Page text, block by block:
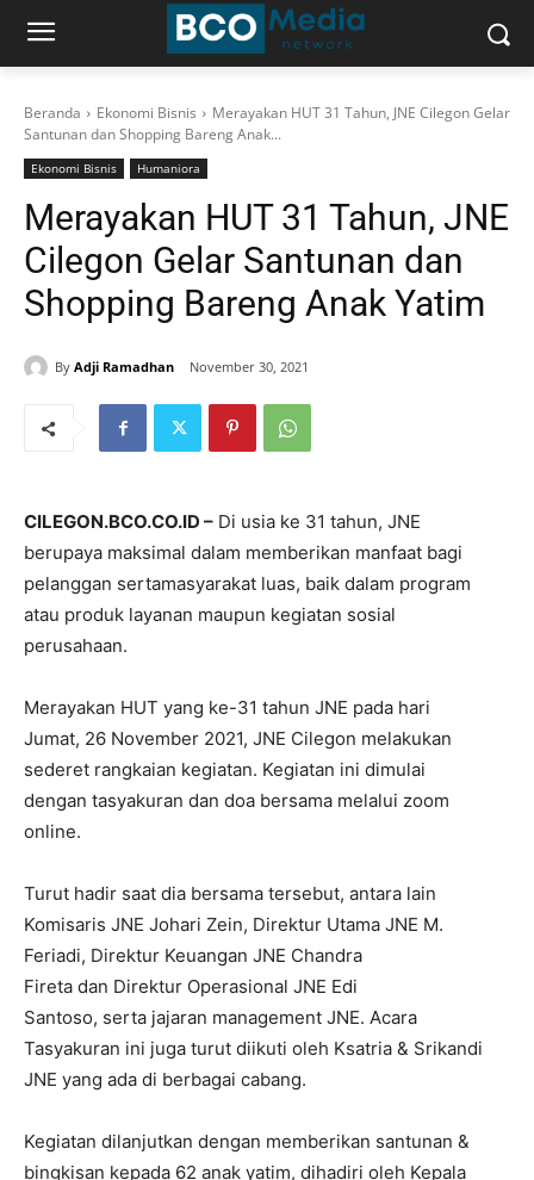
Beranda Ekonomi Bisnis
Merayakan HUT 31 Tahun, JNE Cilegon Gelar
Santunan dan Shopping Bareng Anak...
Ekonomi Bisnis Humaniora
Merayakan HUT 31 Tahun, JNE
Cilegon Gelar Santunan dan
Shopping Bareng Anak Yatim
By Adji Ramadhan November 30, 2021
CILEGON.BCO.CO.ID – Di usia ke 31 tahun, JNE
berupaya maksimal dalam memberikan manfaat bagi
pelanggan sertamasyarakat luas, baik dalam program
atau produk layanan maupun kegiatan sosial
perusahaan.
Merayakan HUT yang ke-31 tahun JNE pada hari
Jumat, 26 November 2021, JNE Cilegon melakukan
sederet rangkaian kegiatan. Kegiatan ini dimulai
dengan tasyakuran dan doa bersama melalui zoom
online.
Turut hadir saat dia bersama tersebut, antara lain
Komisaris JNE Johari Zein, Direktur Utama JNE M.
Feriadi, Direktur Keuangan JNE Chandra
Fireta dan Direktur Operasional JNE Edi
Santoso, serta jajaran management JNE. Acara
Tasyakuran ini juga turut diikuti oleh Ksatria & Srikandi
JNE yang ada di berbagai cabang.
Kegiatan dilanjutkan dengan memberikan santunan &
bingkisan kepada 62 anak yatim, dihadiri oleh Kepala